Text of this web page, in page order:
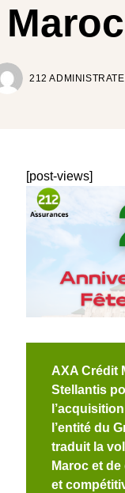
Maroc
212
[post-views]
AXA Crédit
Stellantis
l’entité du
traduit la
Maroc et
et